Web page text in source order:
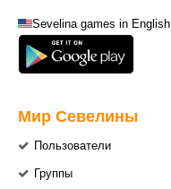
Sevelina games in English
Мир Севелины
Пользователи
Группы